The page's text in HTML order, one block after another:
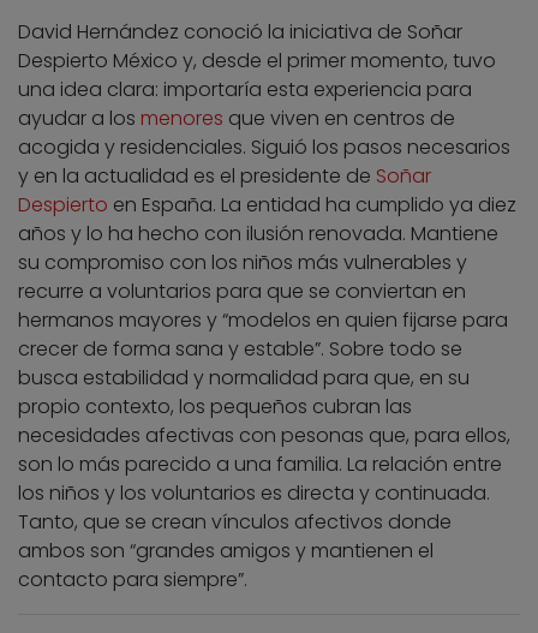
David Hernández conoció la iniciativa de Soñar
Despierto México y, desde el primer momento, tuvo
una idea clara: importaría esta experiencia para
ayudar a los menores que viven en centros de
acogida y residenciales. Siguió los pasos necesarios
y en la actualidad es el presidente de Soñar
Despierto en España. La entidad ha cumplido ya diez
años y lo ha hecho con ilusión renovada. Mantiene
su compromiso con los niños más vulnerables y
recurre a voluntarios para que se conviertan en
hermanos mayores y “modelos en quien fijarse para
crecer de forma sana y estable”. Sobre todo se
busca estabilidad y normalidad para que, en su
propio contexto, los pequeños cubran las
necesidades afectivas con pesonas que, para ellos,
son lo más parecido a una familia. La relación entre
los niños y los voluntarios es directa y continuada.
Tanto, que se crean vínculos afectivos donde
ambos son “grandes amigos y mantienen el
contacto para siempre”.